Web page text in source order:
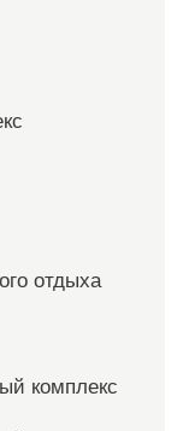
отдыха
комплекс